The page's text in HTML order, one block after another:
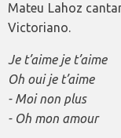
Mateu Lahoz
Victoriano.
Je t’aime je t’aime
Oh oui je t’aime
- Moi non plus
- Oh mon amour